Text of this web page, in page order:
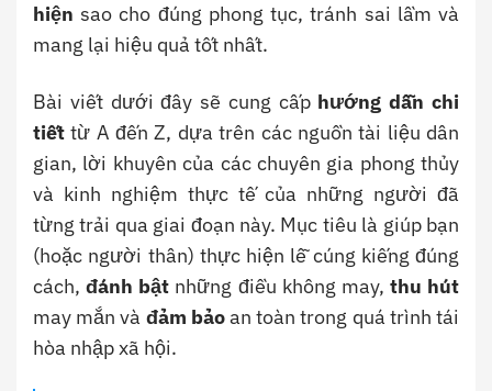
hiện sao cho đúng phong tục, tránh sai lầm và
mang lại hiệu quả tốt nhất.
Bài viết dưới đây sẽ cung cấp hướng dẫn chi
tiết từ A đến Z, dựa trên các nguồn tài liệu dân
gian, lời khuyên của các chuyên gia phong thủy
và kinh nghiệm thực tế của những người đã
từng trải qua giai đoạn này. Mục tiêu là giúp bạn
(hoặc người thân) thực hiện lễ cúng kiếng đúng
cách,đánh bật những điều không may, thu hút
may mắn và đảm bảoan toàn trong quá trình tái
hòa nhập xã hội.